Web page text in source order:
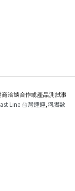
洽談合作或產品測試事
Line 台灣速連,阿腸數